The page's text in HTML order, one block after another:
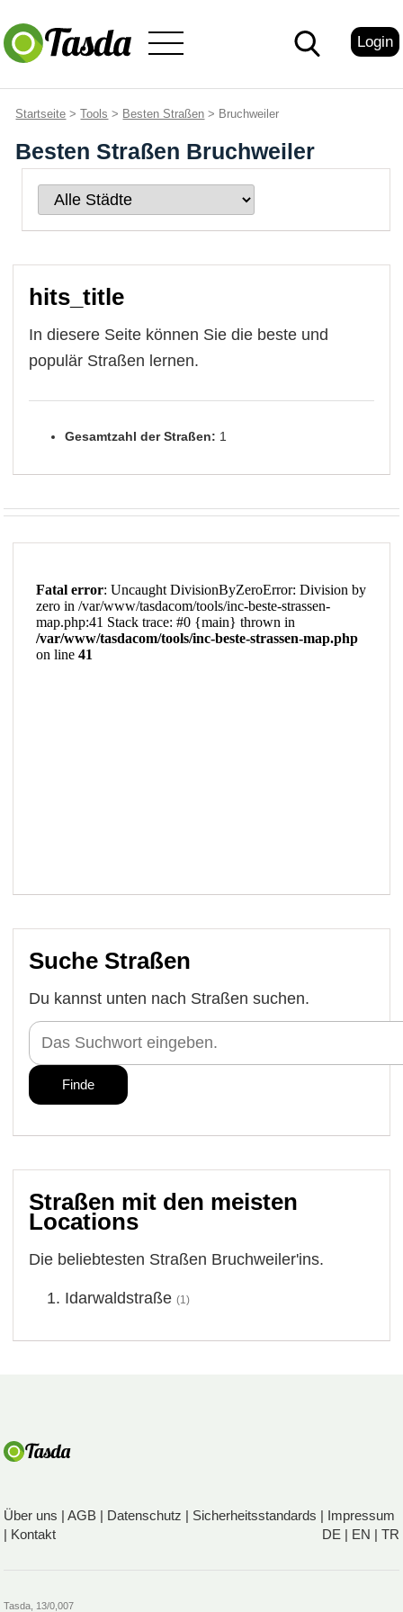
Login
Startseite >Tools > Besten Straßen > Bruchweiler
Besten Straßen Bruchweiler
hits_title
In diesere Seite können Sie die beste und
populär Straßen lernen.
Gesamtzahl der Straßen: 1
Suche Straßen
Du kannst unten nach Straßen suchen.
Straßen mit den meisten
Locations
Die beliebtesten Straßen Bruchweiler'ins.
Idarwaldstraße (1)
Über uns |AGB Datenschutz Sicherheitsstandards
Impressum
Kontakt DE| EN TR
Tasda, 13/0,007